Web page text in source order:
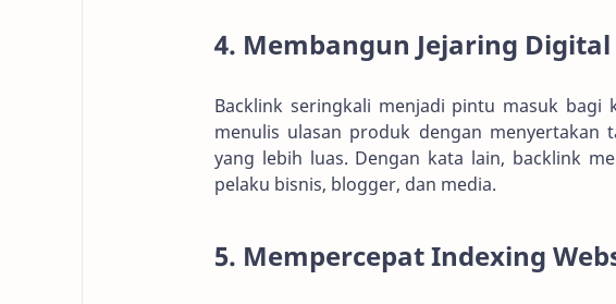
4. Membangun Jejaring Digital
Backlink seringkali menjadi pintu masuk bagi
menulis ulasan produk dengan
yang lebih luas. Dengan kata lain, backlink
pelaku bisnis, blogger, dan media.
5. Mempercepat Indexing